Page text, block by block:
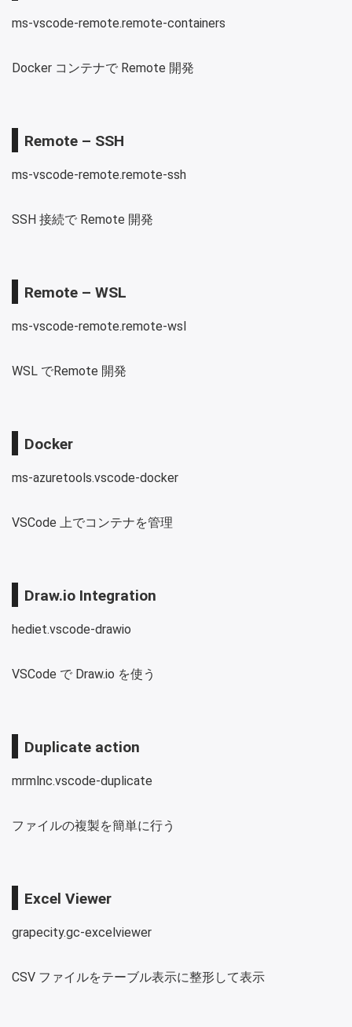
ms-vscode-remote.remote-containers
Docker コンテナで Remote 開発
Remote – SSH
ms-vscode-remote.remote-ssh
SSH 接続で Remote 開発
Remote – WSL
ms-vscode-remote.remote-wsl
WSL でRemote 開発
Docker
ms-azuretools.vscode-docker
VSCode 上でコンテナを管理
Draw.io Integration
hediet.vscode-drawio
VSCode で Draw.io を使う
Duplicate action
mrmlnc.vscode-duplicate
ファイルの複製を簡単に行う
Excel Viewer
grapecity.gc-excelviewer
CSV ファイルをテーブル表示に整形して表示